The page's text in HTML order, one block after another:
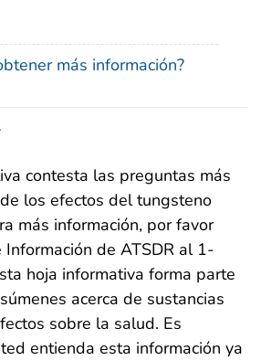
más información?
contesta las preguntas más
los efectos del tungsteno
más información, por favor
de ATSDR al 1-
hoja informativa forma parte
acerca de sustancias
sobre la salud. Es
entienda esta información ya